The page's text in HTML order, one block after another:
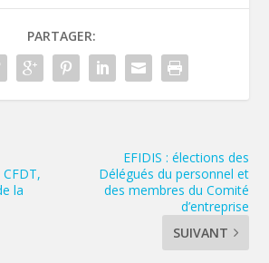
PARTAGER:
CFDT,
la
EFIDIS : élections des
Délégués du personnel et
des membres du Comité
d’entreprise
SUIVANT